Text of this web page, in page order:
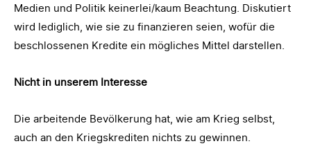
Medien und Politik keinerlei/kaum Beachtung. Diskutiert
wird lediglich, wie sie zu finanzieren seien, wofür die
beschlossenen Kredite ein mögliches Mittel darstellen.
Nicht in unserem Interesse
Die arbeitende Bevölkerung hat, wie am Krieg selbst,
auch an den Kriegskrediten nichts zu gewinnen.